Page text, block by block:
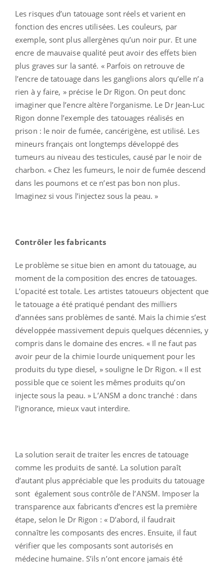
Les risques d’un tatouage sont réels et varient en
fonction des encres utilisées. Les couleurs, par
exemple, sont plus allergènes qu’un noir pur. Et une
encre de mauvaise qualité peut avoir des effets bien
plus graves sur la santé. « Parfois on retrouve de
l’encre de tatouage dans les ganglions alors qu’elle n’a
rien à y faire, » précise le Dr Rigon. On peut donc
imaginer que l’encre altère l’organisme. Le Dr Jean-Luc
Rigon donne l’exemple des tatouages réalisés en
prison : le noir de fumée, cancérigène, est utilisé. Les
mineurs français ont longtemps développé des
tumeurs au niveau des testicules, causé par le noir de
charbon. « Chez les fumeurs, le noir de fumée descend
dans les poumons et ce n’est pas bon non plus.
Imaginez si vous l’injectez sous la peau. »
Contrôler les fabricants
Le problème se situe bien en amont du tatouage, au
moment de la composition des encres de tatouages.
L’opacité est totale. Les artistes tatoueurs objectent que
le tatouage a été pratiqué pendant des milliers
d’années sans problèmes de santé. Mais la chimie s’est
développée massivement depuis quelques décennies, y
compris dans le domaine des encres. « Il ne faut pas
avoir peur de la chimie lourde uniquement pour les
produits du type diesel, » souligne le Dr Rigon. « Il est
possible que ce soient les mêmes produits qu’on
injecte sous la peau. » L’ANSM a donc tranché : dans
l’ignorance, mieux vaut interdire.
La solution serait de traiter les encres de tatouage
comme les produits de santé. La solution paraît
d’autant plus appréciable que les produits du tatouage
sont également sous contrôle de l’ANSM. Imposer la
transparence aux fabricants d’encres est la première
étape, selon le Dr Rigon : « D’abord, il faudrait
connaître les composants des encres. Ensuite, il faut
vérifier que les composants sont autorisés en
médecine humaine. S’ils n’ont encore jamais été